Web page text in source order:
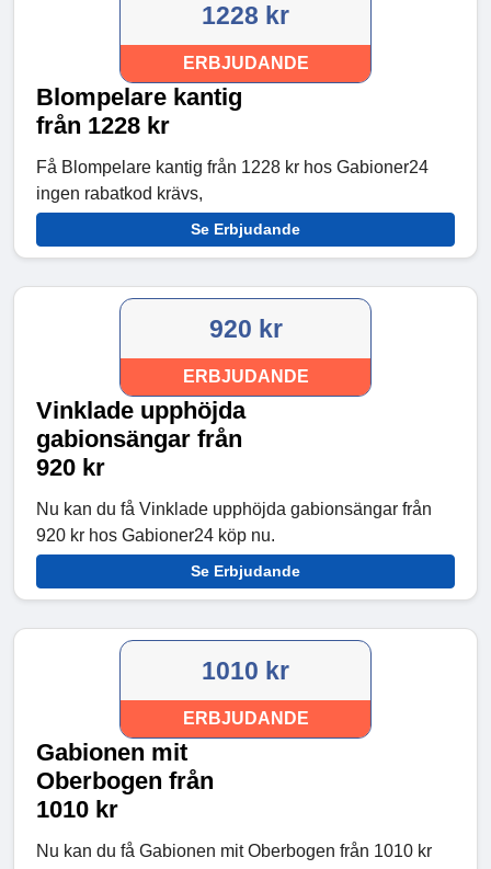
1228 kr
ERBJUDANDE
Blompelare kantig
från 1228 kr
Få Blompelare kantig från 1228 kr hos Gabioner24
ingen rabatkod krävs,
Se Erbjudande
920 kr
ERBJUDANDE
Vinklade upphöjda
gabionsängar från
920 kr
Nu kan du få Vinklade upphöjda gabionsängar från
920 kr hos Gabioner24 köp nu.
Se Erbjudande
1010 kr
ERBJUDANDE
Gabionen mit
Oberbogen från
1010 kr
Nu kan du få Gabionen mit Oberbogen från 1010 kr